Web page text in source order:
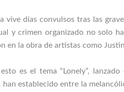
vive días convulsos tras las
y crimen organizado no solo
en la obra de artistas como
es el tema “Lonely”,
establecido entre la